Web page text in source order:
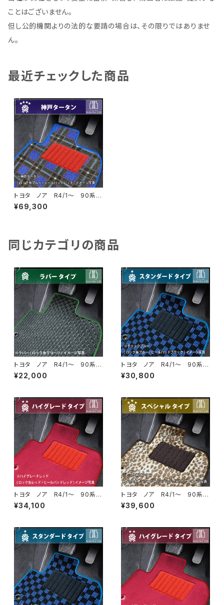
ことはございません。
但し公的機関よりの法的な要請の場合は、その限りではありませ
ん。
最近チェックした商品
トヨタ ノア R4/1〜 90系
ラゲッジ・ステップマット付 フ
ロアマット一式 カーマット 神
¥69,300
同じカテゴリの商品
トヨタ ノア R4/1〜 90系
ラゲッジ・ステップマット付 フ
ロアマット一式 カーマット 防
¥22,000
トヨタ ノア R4/1〜 90系
ラゲッジ・ステップマット付 フ
ロアマット一式 カーマット ス
¥30,800
トヨタ ノア R4/1〜 90系
ラゲッジ・ステップマット付 フ
ロアマット一式 カーマット ハ
¥34,100
トヨタ ノア R4/1〜 90系
ラゲッジ・ステップマット付 フ
ロアマット一式 カーマット ス
¥39,600